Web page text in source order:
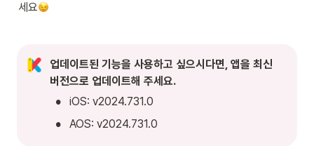
세요
업데이트된 기능을 사용하고 싶으시다면, 앱을 최신
버전으로 업데이트해 주세요.
• iOS: v2024.731.0
• AOS: v2024.731.0